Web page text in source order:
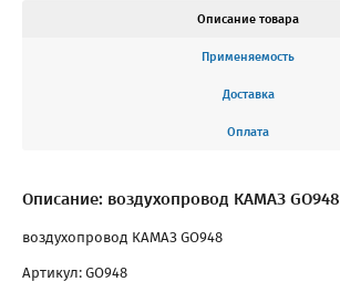
Описание товара
Применяемость
Доставка
Оплата
Описание: воздухопровод КАМАЗ GO948
воздухопровод КАМАЗ GO948
Артикул: GO948